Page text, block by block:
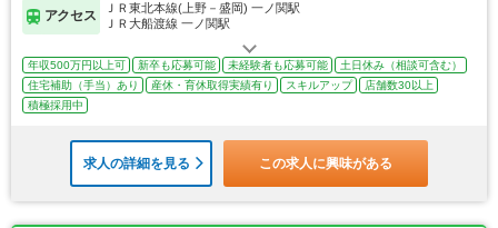
アクセス
ＪＲ東北本線(上野－盛岡) 一ノ関駅
ＪＲ大船渡線 一ノ関駅
年収500万円以上可 新卒も応募可能 未経験者も応募可能
土日休み（相談可含む）
住宅補助（手当）あり
産休・育休取得実績有り スキルアップ
店舗数30以上
積極採用中
求人の詳細を見る この求人に興味がある